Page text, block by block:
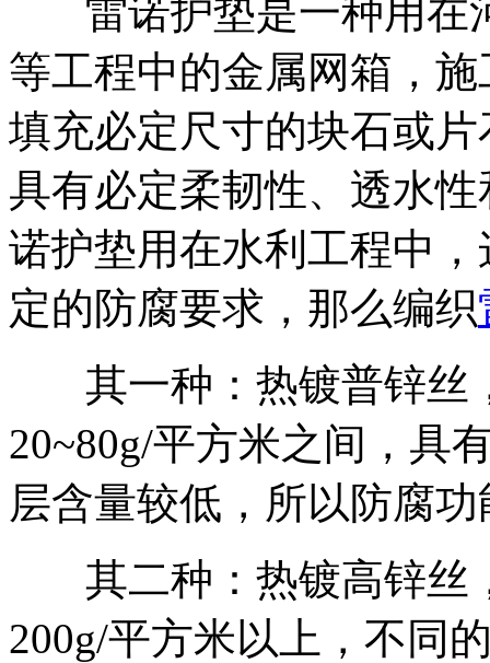
雷诺护垫是一种用在
等工程中的金属网箱，
填充必定尺寸的块石或
具有必定柔韧性、透水
诺护垫用在水利工程中
定的防腐要求，那么编织
其一种：热镀普锌丝
20~80g/平方米之间，具
层含量较低，所以防腐
其二种：热镀高锌丝
200g/平方米以上，不同